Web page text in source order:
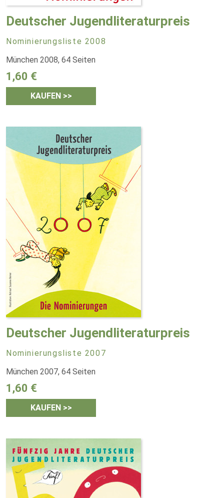
Deutscher Jugendliteraturpreis
Nominierungsliste 2008
München 2008, 64 Seiten
1,60 €
KAUFEN >>
Deutscher Jugendliteraturpreis
Nominierungsliste 2007
München 2007, 64 Seiten
1,60 €
KAUFEN >>